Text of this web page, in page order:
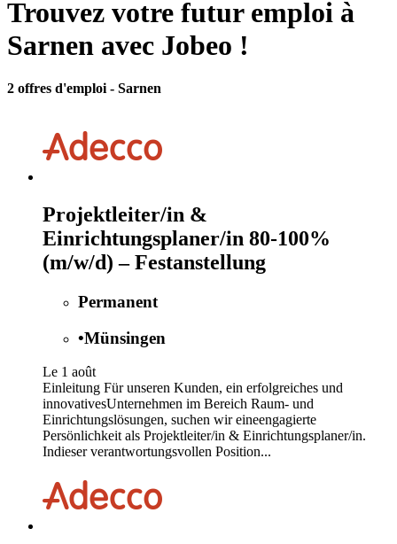
Trouvez votre futur emploi à
Sarnen avec Jobeo !
2 offres d'emploi - Sarnen
Projektleiter/in &
Einrichtungsplaner/in 80-100%
(m/w/d) – Festanstellung
Permanent
•Münsingen
Le 1 août
Einleitung Für unseren Kunden, ein erfolgreiches und
innovativesUnternehmen im Bereich Raum- und
Einrichtungslösungen, suchen wir eineengagierte
Persönlichkeit als Projektleiter/in & Einrichtungsplaner/in.
Indieser verantwortungsvollen Position...